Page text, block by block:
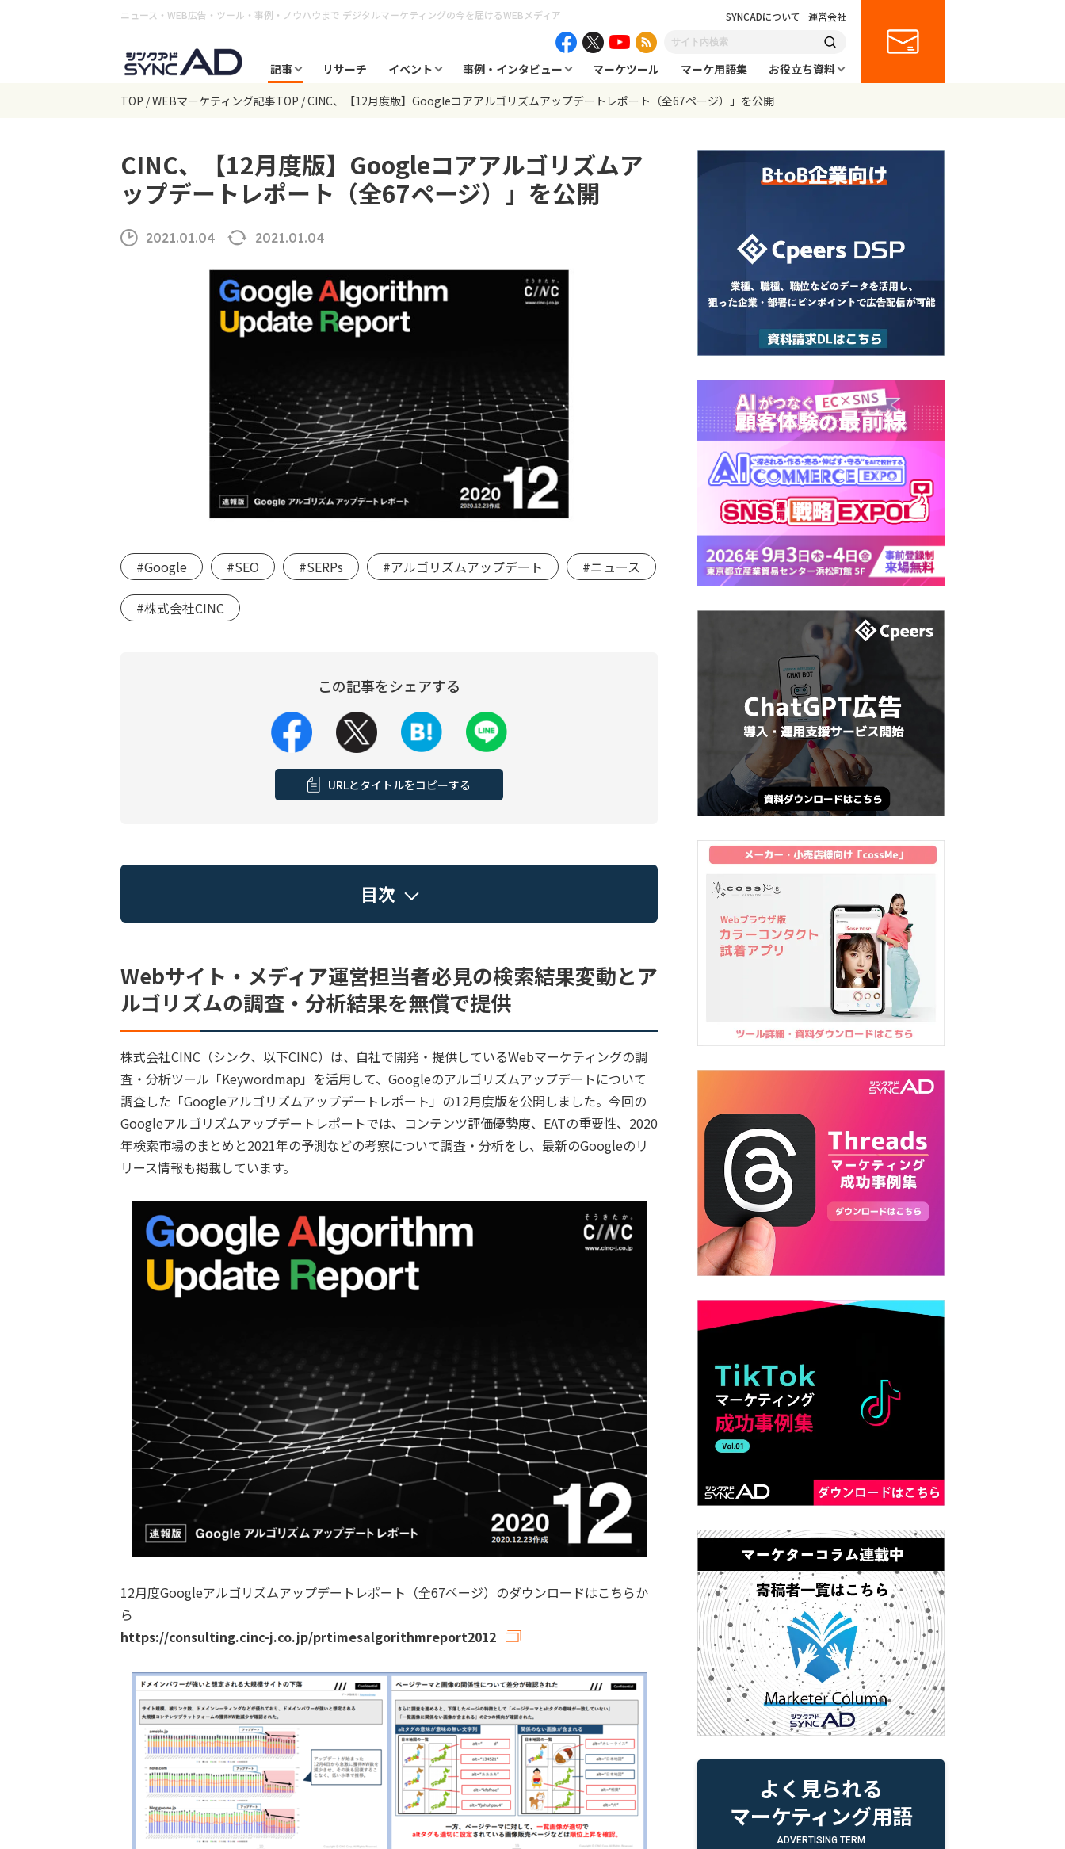
ニュース・WEB広告・ツール・事例・ノウハウまで デジタルマーケティングの今を届けるWEBメディア SYNCADについて 運営会社
記事 リサーチ イベント 事例・インタビュー マーケツール マーケ用語集
お役立ち資料
TOP WEBマーケティング記事TOP CINC、【12月度版】Googleコアアルゴリズムアップデートレポート（全67ページ）」を公開
CINC、【12月度版】Googleコアアルゴリズムア
ップデートレポート（全67ページ）」を公開
2021.01.04 2021.01.04
#Google #SEO #SERPs #アルゴリズムアップデート #ニュース
#株式会社CINC
この記事をシェアする
URLとタイトルをコピーする
目次
Webサイト・メディア運営担当者必見の検索結果変動とア
ルゴリズムの調査・分析結果を無償で提供
株式会社CINC（シンク、以下CINC）は、自社で開発・提供しているWebマーケティングの調
査・分析ツール「Keywordmap」を活用して、Googleのアルゴリズムアップデートについて
調査した「Googleアルゴリズムアップデートレポート」の12月度版を公開しました。今回の
Googleアルゴリズムアップデートレポートでは、コンテンツ評価優勢度、EATの重要性、2020
年検索市場のまとめと2021年の予測などの考察について調査・分析をし、最新のGoogleのリ
リース情報も掲載しています。
12月度Googleアルゴリズムアップデートレポート（全67ページ）のダウンロードはこちらか
ら
https://consulting.cinc-j.co.jp/prtimesalgorithmreport2012
よく見られる
マーケティング用語
ADVERTISING TERM